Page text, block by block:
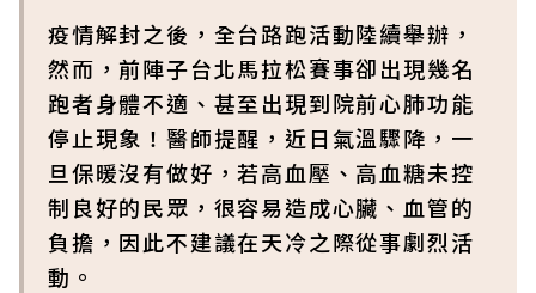
疫情解封之後，全台路跑活動陸續舉辦，
然而，前陣子台北馬拉松賽事卻出現幾名
跑者身體不適、甚至出現到院前心肺功能
停止現象！醫師提醒，近日氣溫驟降，一
旦保暖沒有做好，若高血壓、高血糖未控
制良好的民眾，很容易造成心臟、血管的
負擔，因此不建議在天冷之際從事劇烈活
動。